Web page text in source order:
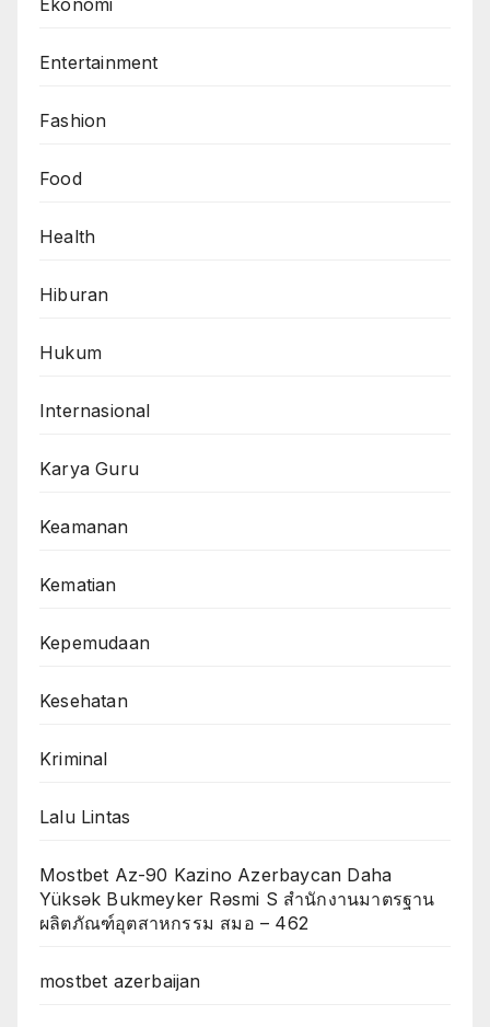
Ekonomi
Entertainment
Fashion
Food
Health
Hiburan
Hukum
Internasional
Karya Guru
Keamanan
Kematian
Kepemudaan
Kesehatan
Kriminal
Lalu Lintas
Mostbet Az-90 Kazino Azerbaycan Daha
Yüksək Bukmeyker Rəsmi S สำนักงานมาตรฐาน
ผลิตภัณฑ์อุตสาหกรรม สมอ – 462
mostbet azerbaijan